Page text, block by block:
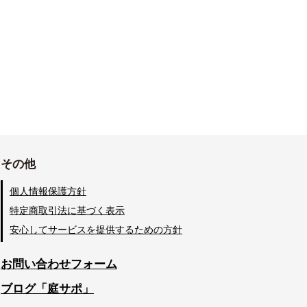
その他
個人情報保護方針
特定商取引法に基づく表示
安心してサービスを提供するための方針
お問い合わせフォーム
ブログ「庭サポ」